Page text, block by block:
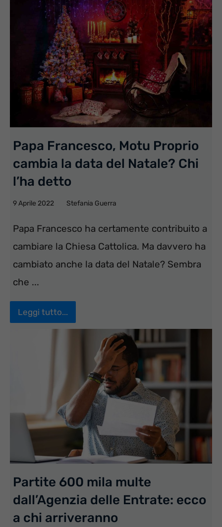
Papa Francesco, Motu Proprio
cambia la data del Natale? Chi
l’ha detto
9 Aprile 2022 Stefania Guerra
Papa Francesco ha certamente contribuito a
cambiare la Chiesa Cattolica. Ma davvero ha
cambiato anche la data del Natale? Sembra
che ...
Leggi tutto...
Partite 600 mila multe
dall’Agenzia delle Entrate: ecco
a chi arriveranno